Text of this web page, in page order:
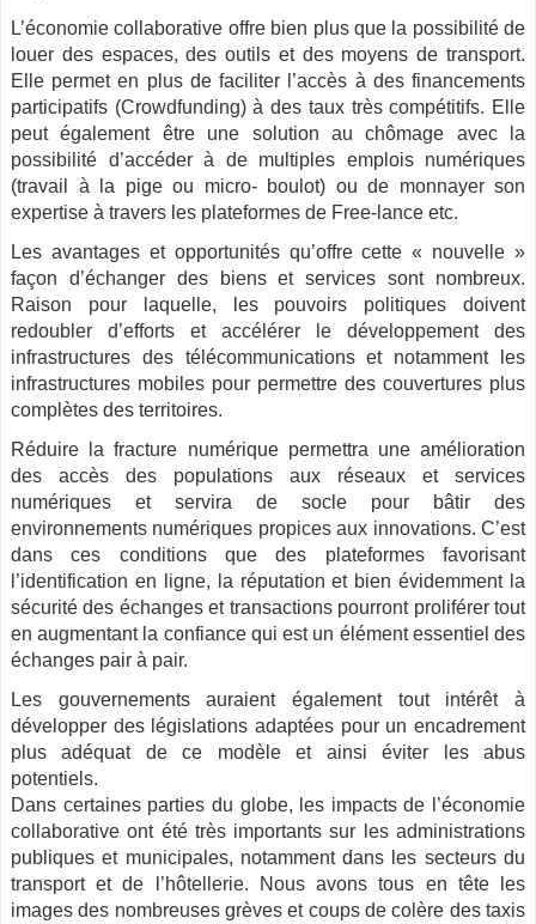
L’économie collaborative offre bien plus que la possibilité de
louer des espaces, des outils et des moyens de transport.
Elle permet en plus de faciliter l’accès à des financements
participatifs (Crowdfunding) à des taux très compétitifs. Elle
peut également être une solution au chômage avec la
possibilité d’accéder à de multiples emplois numériques
(travail à la pige ou micro- boulot) ou de monnayer son
expertise à travers les plateformes de Free-lance etc.
Les avantages et opportunités qu’offre cette « nouvelle »
façon d’échanger des biens et services sont nombreux.
Raison pour laquelle, les pouvoirs politiques doivent
redoubler d’efforts et accélérer le développement des
infrastructures des télécommunications et notamment les
infrastructures mobiles pour permettre des couvertures plus
complètes des territoires.
Réduire la fracture numérique permettra une amélioration
des accès des populations aux réseaux et services
numériques et servira de socle pour bâtir des
environnements numériques propices aux innovations. C’est
dans ces conditions que des plateformes favorisant
l’identification en ligne, la réputation et bien évidemment la
sécurité des échanges et transactions pourront proliférer tout
en augmentant la confiance qui est un élément essentiel des
échanges pair à pair.
Les gouvernements auraient également tout intérêt à
développer des législations adaptées pour un encadrement
plus adéquat de ce modèle et ainsi éviter les abus
potentiels.
Dans certaines parties du globe, les impacts de l’économie
collaborative ont été très importants sur les administrations
publiques et municipales, notamment dans les secteurs du
transport et de l’hôtellerie. Nous avons tous en tête les
images des nombreuses grèves et coups de colère des taxis